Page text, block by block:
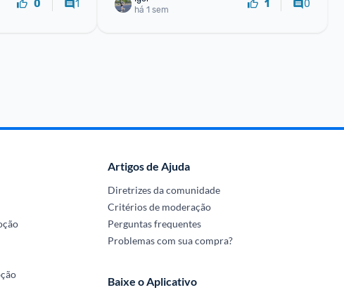
0 1
há 1 sem
1 0
Artigos de Ajuda
Diretrizes da comunidade
Critérios de moderação
Perguntas frequentes
Problemas com sua compra?
Baixe o Aplicativo